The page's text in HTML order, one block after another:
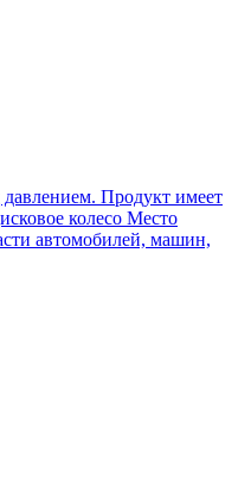
давлением. Продукт имеет
колесо Место
автомобилей, машин,